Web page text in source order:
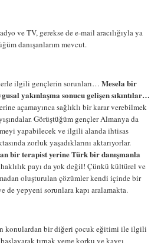
ve TV, gerekse de e-mail aracılığıyla ya
danışanlarım mevcut.
ilgili gençlerin sorunları… Mesela bir
yakınlaşma sonucu gelişen sıkıntılar…
açamayınca sağlıklı bir karar verebilmek
Görüştüğüm gençler Almanya da
yapabilecek ve ilgili alanda ihtisas
zorluk yaşadıklarını aktarıyorlar.
bir terapist yerine Türk bir danışmanla
haklılık payı da yok değil! Çünkü kültürel ve
oluşturulan çözümler kendi içinde bir
de yepyeni sorunlara kapı aralamakta.
konulardan bir diğeri çocuk eğitimi ile ilgili
tırnak yeme korku ve kaygı